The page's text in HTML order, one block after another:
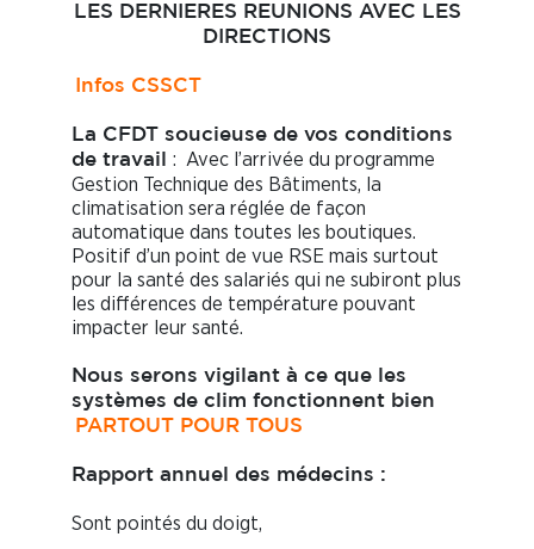
LES DERNIERES REUNIONS AVEC LES
DIRECTIONS
Infos CSSCT
La CFDT soucieuse de vos conditions
de travail : Avec l’arrivée du programme
Gestion Technique des Bâtiments, la
climatisation sera réglée de façon
automatique dans toutes les boutiques.
Positif d’un point de vue RSE mais surtout
pour la santé des salariés qui ne subiront plus
les différences de température pouvant
impacter leur santé.
Nous serons vigilant à ce que les
systèmes de clim fonctionnent bien
PARTOUT POUR TOUS
Rapport annuel des médecins :
Sont pointés du doigt,